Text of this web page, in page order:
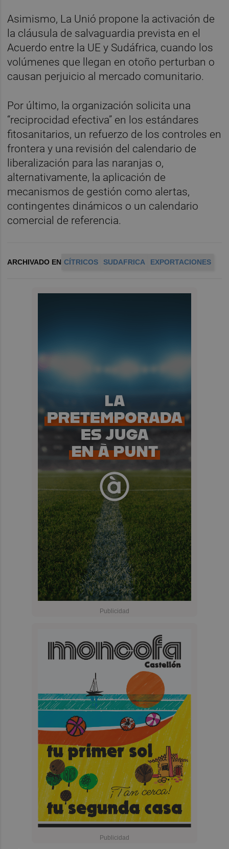
Asimismo, La Unió propone la activación de
la cláusula de salvaguardia prevista en el
Acuerdo entre la UE y Sudáfrica, cuando los
volúmenes que llegan en otoño perturban o
causan perjuicio al mercado comunitario.
Por último, la organización solicita una
“reciprocidad efectiva” en los estándares
fitosanitarios, un refuerzo de los controles en
frontera y una revisión del calendario de
liberalización para las naranjas o,
alternativamente, la aplicación de
mecanismos de gestión como alertas,
contingentes dinámicos o un calendario
comercial de referencia.
ARCHIVADO EN CÍTRICOS SUDAFRICA EXPORTACIONES